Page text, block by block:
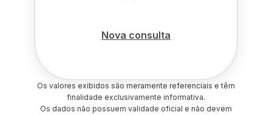
Nova consulta
Os valores exibidos são meramente referenciais e têm
finalidade exclusivamente informativa.
Os dados não possuem validade oficial e não devem